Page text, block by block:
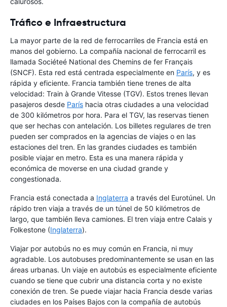
Tráfico e Infraestructura
La mayor parte de la red de ferrocarriles de Francia está en
manos del gobierno. La compañía nacional de ferrocarril es
llamada Sociéteé National des Chemins de fer Français
(SNCF). Esta red está centrada especialmente en París, y es
rápida y eficiente. Francia también tiene trenes de alta
velocidad: Train à Grande Vitesse (TGV). Estos trenes llevan
pasajeros desde París hacia otras ciudades a una velocidad
de 300 kilómetros por hora. Para el TGV, las reservas tienen
que ser hechas con antelación. Los billetes regulares de tren
pueden ser comprados en la agencias de viajes o en las
estaciones del tren. En las grandes ciudades es también
posible viajar en metro. Esta es una manera rápida y
económica de moverse en una ciudad grande y
congestionada.
Francia está conectada a Inglaterra a través del Eurotúnel. Un
rápido tren viaja a través de un túnel de 50 kilómetros de
largo, que también lleva camiones. El tren viaja entre Calais y
Folkestone (Inglaterra).
Viajar por autobús no es muy común en Francia, ni muy
agradable. Los autobuses predominantemente se usan en las
áreas urbanas. Un viaje en autobús es especialmente eficiente
cuando se tiene que cubrir una distancia corta y no existe
conexión de tren. Se puede viajar hacia Francia desde varias
ciudades en los Países Bajos con la compañía de autobús